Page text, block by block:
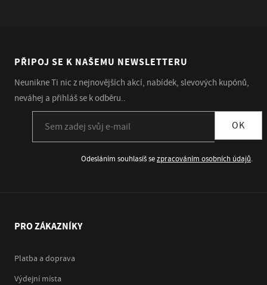
PŘIPOJ SE K NAŠEMU NEWSLETTERU
Neunikne Ti nic z nejnovějších akcí, nabídek, slevových kupónů,
neváhej a přihláš se k odběru..
OK
Odesláním souhlasíš sezpracováním osobních údajů.
PRO ZÁKAZNÍKY
Platba a doprava
Výdejní místa